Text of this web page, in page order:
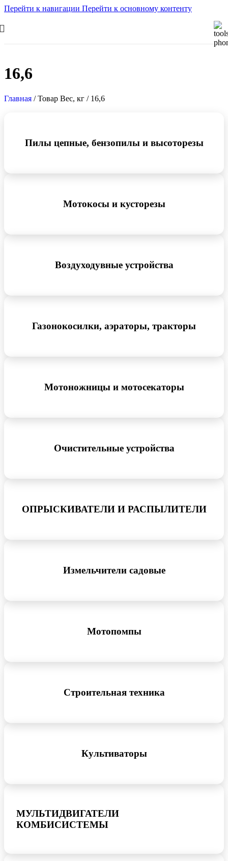
Перейти к навигации Перейти к основному контенту
16,6
Главная / Товар Вес, кг / 16,6
Пилы цепные, бензопилы и высоторезы
Мотокосы и кусторезы
Воздуходувные устройства
Газонокосилки, аэраторы, тракторы
Мотоножницы и мотосекаторы
Очистительные устройства
ОПРЫСКИВАТЕЛИ И РАСПЫЛИТЕЛИ
Измельчители садовые
Мотопомпы
Строительная техника
Культиваторы
МУЛЬТИДВИГАТЕЛИ
КОМБИСИСТЕМЫ